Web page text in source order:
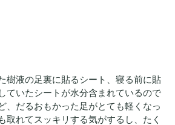
樹液の足裏に貼るシート、寝る前に貼
ていたシートが水分含まれているので
、だるおもかった足がとても軽くなっ
取れてスッキリする気がするし、たく